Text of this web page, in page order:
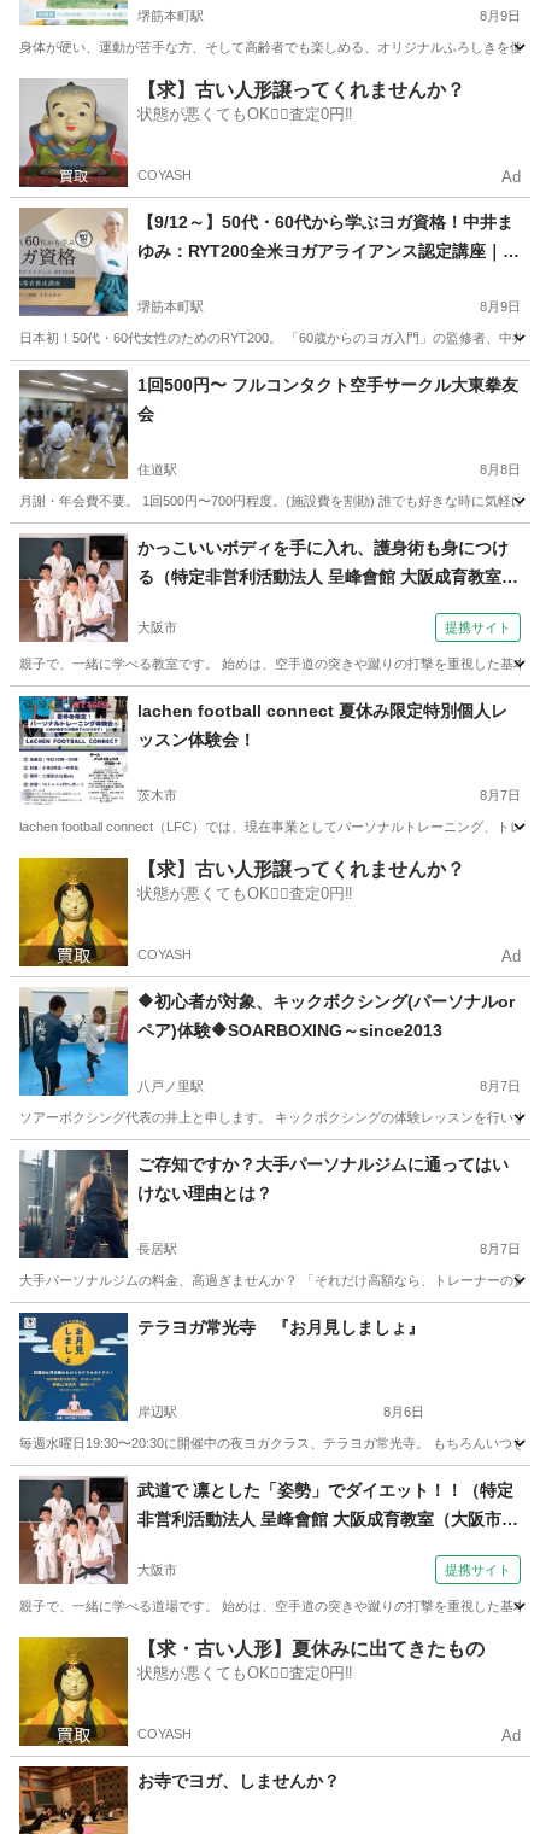
堺筋本町駅 8月9日
身体が硬い、運動が苦手な方、そして高齢者でも楽しめる、オリジナルふろしきを使
大阪市 堺筋本町駅 ヨガ 講座
【求】古い人形譲ってくれませんか？
状態が悪くてもOK🙆‍♀️査定0円‼️
COYASH Ad
【9/12～】50代・60代から学ぶヨガ資格！中井ま
ゆみ：RYT200全米ヨガアライアンス認定講座｜ス
堺筋本町駅 8月9日
日本初！50代・60代女性のためのRYT200。 「60歳からのヨガ入門」の監修者、中
大阪 大阪市 堺筋本町駅 アシュタンガヨガ
1回500円〜 フルコンタクト空手サークル大東拳友
会
住道駅 8月8日
月謝・年会費不要。 1回500円〜700円程度。(施設費を割勘) 誰でも好きな時に気軽
大阪 大東市 空手/他格闘技 出稽古
かっこいいボディを手に入れ、護身術も身につけ
る（特定非営利活動法人 呈峰會館 大阪成育教室
大阪市 提携サイト
親子で、一緒に学べる教室です。 始めは、空手道の突きや蹴りの打撃を重視した基
大阪 大阪市
lachen football connect 夏休み限定特別個人レ
ッスン体験会！
茨木市 8月7日
lachen football connect（LFC）では、現在事業としてパーソナルトレーニング、トレ
サッカー
【求】古い人形譲ってくれませんか？
状態が悪くてもOK🙆‍♀️査定0円‼️
COYASH Ad
🔶初心者が対象、キックボクシング(パーソナルor
ペア)体験🔶SOARBOXING～since2013
八戸ノ里駅 8月7日
ソアーボクシング代表の井上と申します。 キックボクシングの体験レッスンを行い
大阪 東大阪市 八戸ノ里駅 空手/他格闘技 キックボクシング
ご存知ですか？大手パーソナルジムに通ってはい
けない理由とは？
長居駅 8月7日
大手パーソナルジムの料金、高過ぎませんか？ 「それだけ高額なら、トレーナーの
大阪 大阪市 長居駅 その他 大阪 大阪市
その他 筋トレ
テラヨガ常光寺 『お月見しましょ』
岸辺駅 8月6日
毎週水曜日19:30〜20:30に開催中の夜ヨガクラス、テラヨガ常光寺。 もちろんいつ
大阪 吹田市 岸辺駅 スポーツ 由美子
武道で 凛とした「姿勢」でダイエット！！（特定
非営利活動法人 呈峰會館 大阪成育教室（大阪市城
大阪市 提携サイト
親子で、一緒に学べる道場です。 始めは、空手道の突きや蹴りの打撃を重視した基
空手/他格闘技
【求・古い人形】夏休みに出てきたもの
状態が悪くてもOK🙆‍♀️査定0円‼️
COYASH Ad
お寺でヨガ、しませんか？